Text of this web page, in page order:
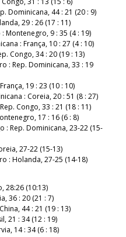
Dominicana, 44 : 21 (20 : 9)
29 : 26 (17 : 11)
: Montenegro, 9 : 35 (4 : 19)
: França, 10 : 27 (4 : 10)
Congo, 34 : 20 (19 : 13)
: Rep. Dominicana, 33 : 19
19 : 23 (10 : 10)
: Coreia, 20 : 51 (8 : 27)
Congo, 33 : 21 (18 : 11)
17 : 16 (6 : 8)
: Rep. Dominicana, 23-22 (15-
27-22 (15-13)
: Holanda, 27-25 (14-18)
28:26 (10:13)
36 : 20 (21 : 7)
44 : 21 (19 : 13)
21 : 34 (12 : 19)
14 : 34 (6 : 18)